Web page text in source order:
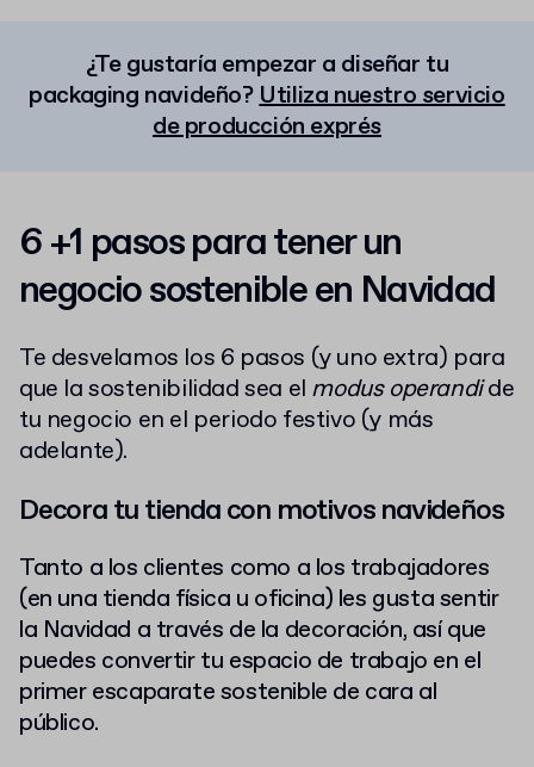
¿Te gustaría empezar a diseñar tu
packaging navideño?Utiliza nuestro servicio
de producción exprés
6 +1 pasos para tener un
negocio sostenible en Navidad
Te desvelamos los 6 pasos (y uno extra) para
que la sostenibilidad sea el modus operandide
tu negocio en el periodo festivo (y más
adelante).
Decora tu tienda con motivos navideños
Tanto a los clientes como a los trabajadores
(en una tienda física u oficina) les gusta sentir
la Navidad a través de la decoración, así que
puedes convertir tu espacio de trabajo en el
primer escaparate sostenible de cara al
público.